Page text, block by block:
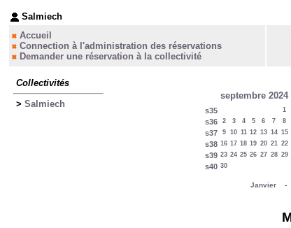
Salmiech
Accueil
Connection à l'administration des réservations
Demander une réservation à la collectivité
Collectivités
> Salmiech
septembre 2024
s35 1
s36 2 3 4 5 6 7 8
s37 9 10 11 12 13 14 15
s38 16 17 18 19 20 21 22
s39 23 24 25 26 27 28 29
s40 30
Janvier-